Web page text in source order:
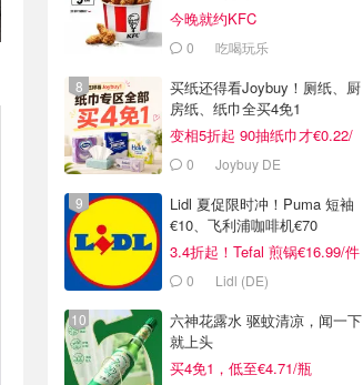
今晚就约KFC
0 吃喝玩乐
买纸还得看Joybuy！厕纸、厨
房纸、纸巾全买4免1
变相5折起 90抽纸巾才€0.22/
包 0 Joybuy DE
Lidl 夏促限时冲！Puma 短袖
€10、飞利浦咖啡机€70
3.4折起！Tefal 煎锅€16.99/件
0 Lidl (DE)
六神花露水 驱蚊清凉，闻一下
就上头
买4免1，低至€4.71/瓶